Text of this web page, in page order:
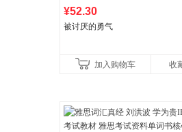
¥52.30
被讨厌的勇气
加入购物车 收